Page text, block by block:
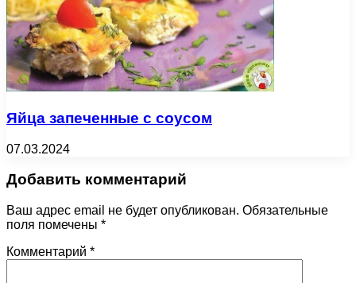
Яйца запеченные с соусом
07.03.2024
Добавить комментарий
Ваш адрес email не будет опубликован. Обязательные
поля помечены *
Комментарий *